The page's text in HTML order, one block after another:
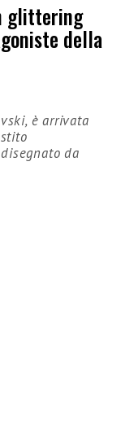
glittering
della
è arrivata
da